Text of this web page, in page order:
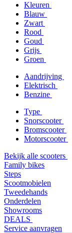
Kleuren
Blauw
Zwart
Rood
Goud
Grijs
Groen
Aandrijving
Elektrisch
Benzine
Type
Snorscooter
Bromscooter
Motorscooter
Bekijk alle scooters
Family bikes
Steps
Scootmobielen
Tweedehands
Onderdelen
Showrooms
DEALS
Service aanvragen